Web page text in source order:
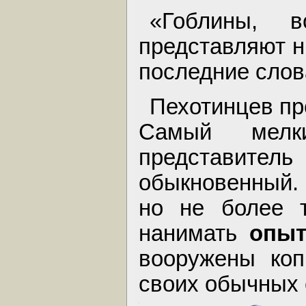
«Гоблины,
представляют
последние
Пехотинцев
Самый
обыкновенный.
но не более
нанимать
вооружены
своих обычных